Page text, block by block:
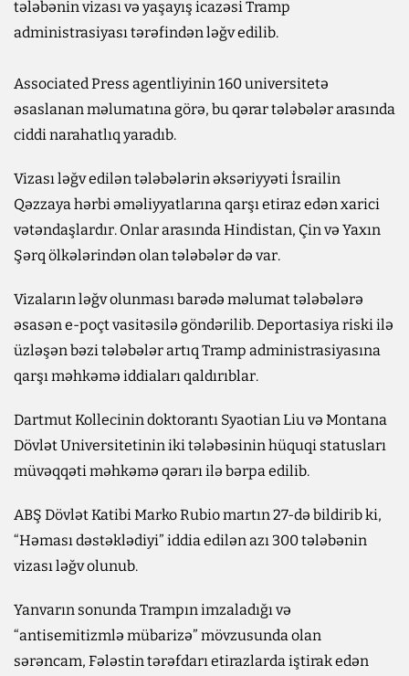
tələbənin vizası və yaşayış icazəsi Tramp
administrasiyası tərəfindən ləğv edilib.
Associated Press agentliyinin 160 universitetə
əsaslanan məlumatına görə, bu qərar tələbələr arasında
ciddi narahatlıq yaradıb.
Vizası ləğv edilən tələbələrin əksəriyyəti İsrailin
Qəzzaya hərbi əməliyyatlarına qarşı etiraz edən xarici
vətəndaşlardır. Onlar arasında Hindistan, Çin və Yaxın
Şərq ölkələrindən olan tələbələr də var.
Vizaların ləğv olunması barədə məlumat tələbələrə
əsasən e-poçt vasitəsilə göndərilib. Deportasiya riski ilə
üzləşən bəzi tələbələr artıq Tramp administrasiyasına
qarşı məhkəmə iddiaları qaldırıblar.
Dartmut Kollecinin doktorantı Syaotian Liu və Montana
Dövlət Universitetinin iki tələbəsinin hüquqi statusları
müvəqqəti məhkəmə qərarı ilə bərpa edilib.
ABŞ Dövlət Katibi Marko Rubio martın 27-də bildirib ki,
“Həması dəstəklədiyi” iddia edilən azı 300 tələbənin
vizası ləğv olunub.
Yanvarın sonunda Trampın imzaladığı və
“antisemitizmlə mübarizə” mövzusunda olan
sərəncam, Fələstin tərəfdarı etirazlarda iştirak edən